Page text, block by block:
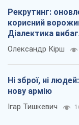
Рекрутинг:
корисний
Діалектика
Олександр Кірш
Ні зброї, ні
нову армію
Ігар Тишкевич